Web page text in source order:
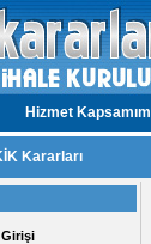
Hizmet
Kararları